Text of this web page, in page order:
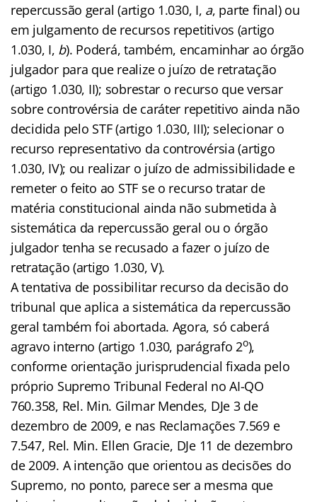
repercussão geral (artigo 1.030, I, a, parte final) ou
em julgamento de recursos repetitivos (artigo
1.030, I, b). Poderá, também, encaminhar ao órgão
julgador para que realize o juízo de retratação
(artigo 1.030, II); sobrestar o recurso que versar
sobre controvérsia de caráter repetitivo ainda não
decidida pelo STF (artigo 1.030, III); selecionar o
recurso representativo da controvérsia (artigo
1.030, IV); ou realizar o juízo de admissibilidade e
remeter o feito ao STF se o recurso tratar de
matéria constitucional ainda não submetida à
sistemática da repercussão geral ou o órgão
julgador tenha se recusado a fazer o juízo de
retratação (artigo 1.030, V).
A tentativa de possibilitar recurso da decisão do
tribunal que aplica a sistemática da repercussão
geral também foi abortada. Agora, só caberá
agravo interno (artigo 1.030, parágrafo 2o),
conforme orientação jurisprudencial fixada pelo
próprio Supremo Tribunal Federal no AI-QO
760.358, Rel. Min. Gilmar Mendes, DJe 3 de
dezembro de 2009, e nas Reclamações 7.569 e
7.547, Rel. Min. Ellen Gracie, DJe 11 de dezembro
de 2009. A intenção que orientou as decisões do
Supremo, no ponto, parece ser a mesma que